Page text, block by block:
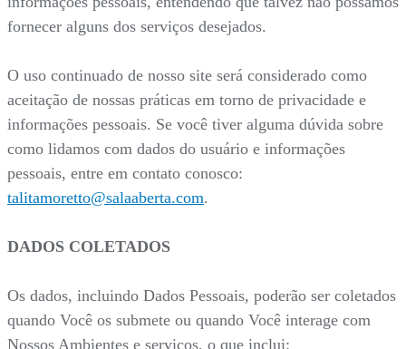
fornecer alguns dos serviços desejados.
O uso continuado de nosso site será considerado como
aceitação de nossas práticas em torno de privacidade e
informações pessoais. Se você tiver alguma dúvida sobre
como lidamos com dados do usuário e informações
pessoais, entre em contato conosco:
talitamoretto@salaaberta.com.
DADOS COLETADOS
Os dados, incluindo Dados Pessoais, poderão ser coletados
quando Você os submete ou quando Você interage com
Nossos Ambientes e serviços, o que inclui: